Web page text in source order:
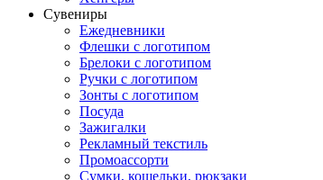
Сувениры
Ежедневники
Флешки с логотипом
Брелоки с логотипом
Ручки с логотипом
Зонты с логотипом
Посуда
Зажигалки
Рекламный текстиль
Промоассорти
Сумки, кошельки, рюкзаки